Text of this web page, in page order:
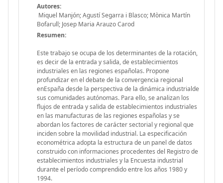
Autores:
Miquel Manjón; Agustí Segarra i Blasco; Mònica Martín
Bofarull; Josep Maria Arauzo Carod
Resumen:
Este trabajo se ocupa de los determinantes de la rotación,
es decir de la entrada y salida, de establecimientos
industriales en las regiones españolas. Propone
profundizar en el debate de la convergencia regional
enEspaña desde la perspectiva de la dinámica industrialde
sus comunidades autónomas. Para ello, se analizan los
flujos de entrada y salida de establecimientos industriales
en las manufacturas de las regiones españolas y se
abordan los factores de carácter sectorial y regional que
inciden sobre la movilidad industrial. La especificación
econométrica adopta la estructura de un panel de datos
construido con informaciones procedentes del Registro de
establecimientos industriales y la Encuesta industrial
durante el período comprendido entre los años 1980 y
1994.